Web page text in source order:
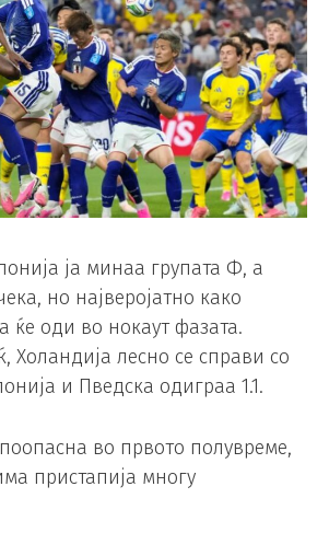
ја минаа групата Ф, а
но најверојатно како
ќе оди во нокаут фазата.
Холандија лесно се справи со
и Пведска одиграа 1.1.
во првото полувреме,
пристапија многу